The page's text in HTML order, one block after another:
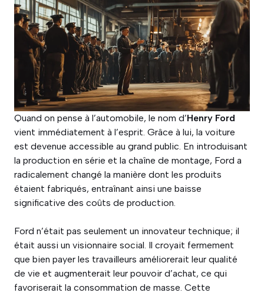
Quand on pense à l’automobile, le nom d’Henry Ford
vient immédiatement à l’esprit. Grâce à lui, la voiture
est devenue accessible au grand public. En introduisant
la production en série et la chaîne de montage, Ford a
radicalement changé la manière dont les produits
étaient fabriqués, entraînant ainsi une baisse
significative des coûts de production.
Ford n’était pas seulement un innovateur technique; il
était aussi un visionnaire social. Il croyait fermement
que bien payer les travailleurs améliorerait leur qualité
de vie et augmenterait leur pouvoir d’achat, ce qui
favoriserait la consommation de masse. Cette